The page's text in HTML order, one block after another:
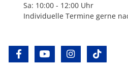
Sa: 10:00 - 12:00 Uhr
Individuelle Termine gerne
facebookyoutube instagram